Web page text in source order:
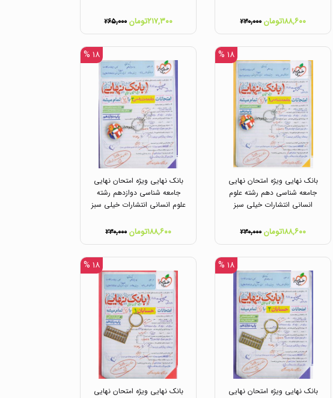
۱۸۸,۶۰۰تومان ۲۳۰,۰۰۰ ۲۱۷,۳۰۰تومان ۲۶۵,۰۰۰
۱۸ %
بانک نهایی ویژه امتحان نهایی
جامعه شناسی دهم رشته علوم
انسانی انتشارات خیلی سبز
۱۸۸,۶۰۰تومان ۲۳۰,۰۰۰
۱۸ %
بانک نهایی ویژه امتحان نهایی
جامعه شناسی دوازدهم رشته
علوم انسانی انتشارات خیلی سبز
۱۸۸,۶۰۰تومان ۲۳۰,۰۰۰
۱۸ %
بانک نهایی ویژه امتحان نهایی
۱۸ %
بانک نهایی ویژه امتحان نهایی